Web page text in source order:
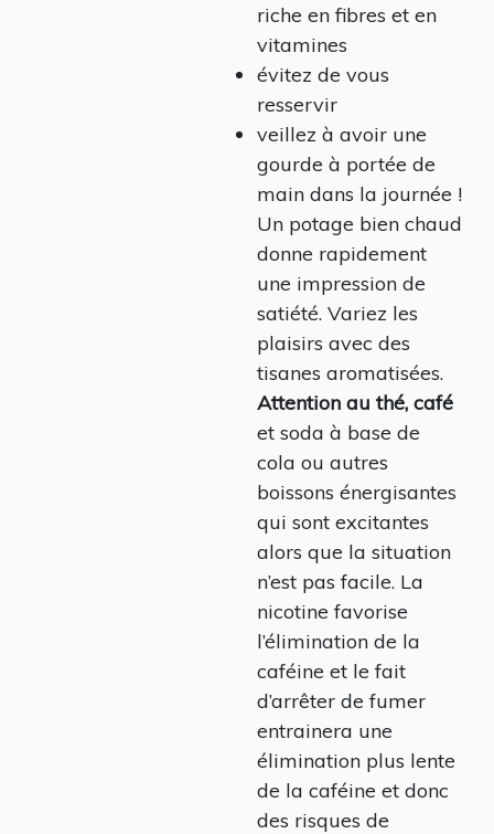
riche en fibres et en
vitamines
évitez de vous
resservir
veillez à avoir une
gourde à portée de
main dans la journée !
Un potage bien chaud
donne rapidement
une impression de
satiété. Variez les
plaisirs avec des
tisanes aromatisées.
Attention au thé, café
et soda à base de
cola ou autres
boissons énergisantes
qui sont excitantes
alors que la situation
n’est pas facile. La
nicotine favorise
l’élimination de la
caféine et le fait
d’arrêter de fumer
entrainera une
élimination plus lente
de la caféine et donc
des risques de